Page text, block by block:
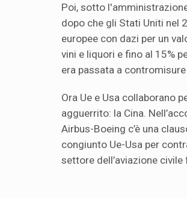
Poi, sotto
dopo che gli Stati Uniti nel
europee con dazi per un
vini e liquori e fino al 15%
era passata a
Ora Ue e Usa collaborano
agguerrito: la Cina.
Airbus-Boeing c’è una
congiunto Ue-Usa per
settore dell’aviazione